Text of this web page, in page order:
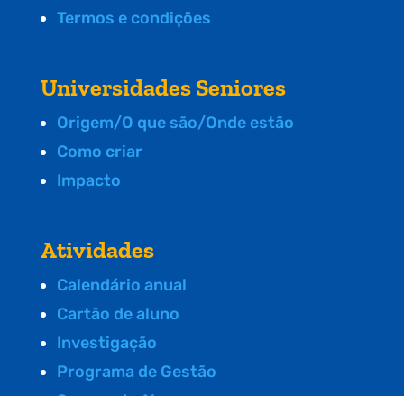
Termos e condições
Universidades Seniores
Origem/O que são/Onde estão
Como criar
Impacto
Atividades
Calendário anual
Cartão de aluno
Investigação
Programa de Gestão